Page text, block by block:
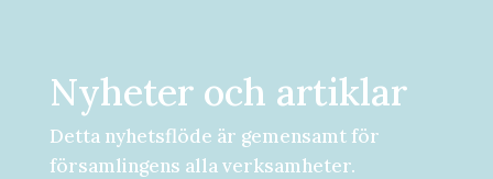
Nyheter och artiklar
Detta nyhetsflöde är gemensamt för
församlingens alla verksamheter.